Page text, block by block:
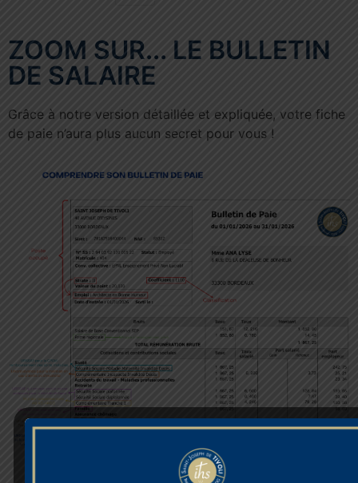
ZOOM SUR... LE BULLETIN
DE SALAIRE
Grâce à notre version détaillée et expliquée, votre fiche
de paie n’aura plus aucun secret pour vous !